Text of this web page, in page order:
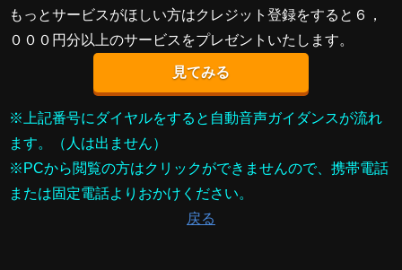
もっとサービスがほしい方はクレジット登録をすると６，
０００円分以上のサービスをプレゼントいたします。
見てみる
※上記番号にダイヤルをすると自動音声ガイダンスが流れ
ます。（人は出ません）
※PCから閲覧の方はクリックができませんので、携帯電話
または固定電話よりおかけください。
戻る